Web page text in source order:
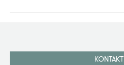
KONTAKT